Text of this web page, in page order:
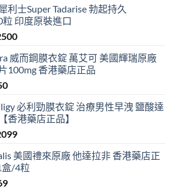
利士Super Tadarise 勃起持久
印度原裝進口
Price
$489
through
威而鋼膜衣錠 萬艾可 美國輝瑞原廠
100mg 香港藥店正品
Current
is:
$450.
必利勁膜衣錠 治療男性早洩 鹽酸達
香港藥店正品】
Price
$799
through
美國禮來原廠 他達拉非 香港藥店正
盒/4粒
Current